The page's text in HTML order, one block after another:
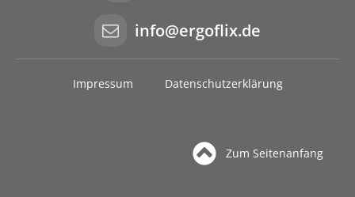
info@ergoflix.de
Impressum Datenschutzerklärung
Zum Seitenanfang